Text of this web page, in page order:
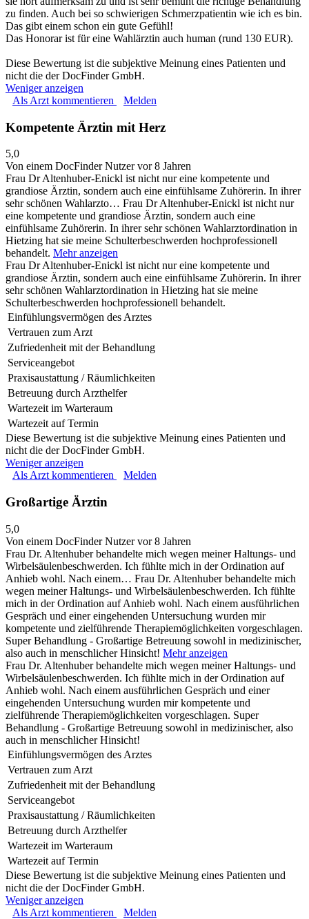
zu finden. Auch bei so schwierigen Schmerzpatientin wie ich es bin.
Das gibt einem schon ein gute Gefühl!
Das Honorar ist für eine Wahlärztin auch human (rund 130 EUR).
Diese Bewertung ist die subjektive Meinung eines Patienten und
nicht die der DocFinder GmbH.
Weniger anzeigen
Als Arzt kommentieren
Melden
Kompetente Ärztin mit Herz
5,0
Von einem DocFinder Nutzervor 8 Jahren
Frau Dr Altenhuber-Enickl ist nicht nur eine kompetente und
grandiose Ärztin, sondern auch eine einfühlsame Zuhörerin. In ihrer
sehr schönen Wahlarzto… Frau Dr Altenhuber-Enickl ist nicht nur
eine kompetente und grandiose Ärztin, sondern auch eine
einfühlsame Zuhörerin. In ihrer sehr schönen Wahlarztordination in
Hietzing hat sie meine Schulterbeschwerden hochprofessionell
behandelt. Mehr anzeigen
Frau Dr Altenhuber-Enickl ist nicht nur eine kompetente und
grandiose Ärztin, sondern auch eine einfühlsame Zuhörerin. In ihrer
sehr schönen Wahlarztordination in Hietzing hat sie meine
Schulterbeschwerden hochprofessionell behandelt.
Einfühlungsvermögen des Arztes
Vertrauen zum Arzt
Zufriedenheit mit der Behandlung
Serviceangebot
Praxisaustattung / Räumlichkeiten
Betreuung durch Arzthelfer
Wartezeit im Warteraum
Wartezeit auf Termin
Diese Bewertung ist die subjektive Meinung eines Patienten und
nicht die der DocFinder GmbH.
Weniger anzeigen
Als Arzt kommentieren
Melden
Großartige Ärztin
5,0
Von einem DocFinder Nutzervor 8 Jahren
Frau Dr. Altenhuber behandelte mich wegen meiner Haltungs- und
Wirbelsäulenbeschwerden. Ich fühlte mich in der Ordination auf
Anhieb wohl. Nach einem… Frau Dr. Altenhuber behandelte mich
wegen meiner Haltungs- und Wirbelsäulenbeschwerden. Ich fühlte
mich in der Ordination auf Anhieb wohl. Nach einem ausführlichen
Gespräch und einer eingehenden Untersuchung wurden mir
kompetente und zielführende Therapiemöglichkeiten vorgeschlagen.
Super Behandlung - Großartige Betreuung sowohl in medizinischer,
also auch in menschlicher Hinsicht! Mehr anzeigen
Frau Dr. Altenhuber behandelte mich wegen meiner Haltungs- und
Wirbelsäulenbeschwerden. Ich fühlte mich in der Ordination auf
Anhieb wohl. Nach einem ausführlichen Gespräch und einer
eingehenden Untersuchung wurden mir kompetente und
zielführende Therapiemöglichkeiten vorgeschlagen. Super
Behandlung - Großartige Betreuung sowohl in medizinischer, also
auch in menschlicher Hinsicht!
Einfühlungsvermögen des Arztes
Vertrauen zum Arzt
Zufriedenheit mit der Behandlung
Serviceangebot
Praxisaustattung / Räumlichkeiten
Betreuung durch Arzthelfer
Wartezeit im Warteraum
Wartezeit auf Termin
Diese Bewertung ist die subjektive Meinung eines Patienten und
nicht die der DocFinder GmbH.
Weniger anzeigen
Als Arzt kommentieren
Melden